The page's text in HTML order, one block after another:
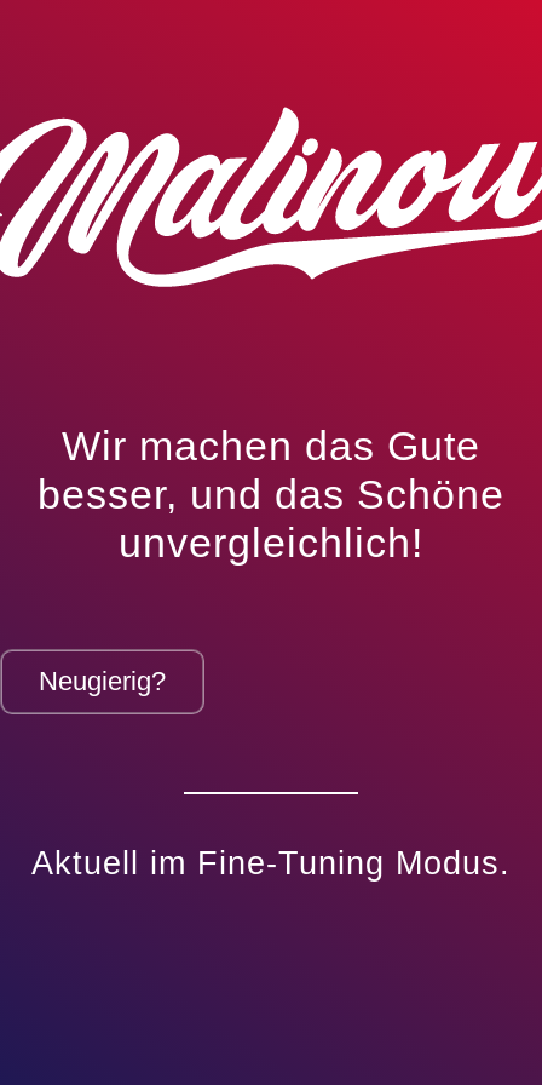
Wir machen das Gute
besser, und das Schöne
unvergleichlich!
Neugierig?
Aktuell im Fine-Tuning Modus.